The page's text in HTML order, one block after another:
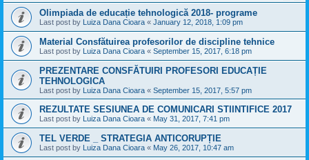
Olimpiada de educație tehnologică 2018- programe
Last post by Luiza Dana Cioara « January 12, 2018, 1:09 pm
Material Consfătuirea profesorilor de discipline tehnice
Last post by Luiza Dana Cioara « September 15, 2017, 6:18 pm
PREZENTARE CONSFĂTUIRI PROFESORI EDUCAȚIE
TEHNOLOGICA
Last post by Luiza Dana Cioara « September 15, 2017, 5:57 pm
REZULTATE SESIUNEA DE COMUNICARI STIINTIFICE 2017
Last post by Luiza Dana Cioara « May 31, 2017, 7:41 pm
TEL VERDE _ STRATEGIA ANTICORUPȚIE
Last post by Luiza Dana Cioara « May 26, 2017, 10:47 am